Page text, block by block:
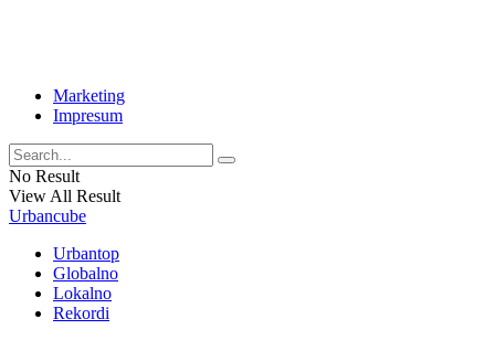
Marketing
Impresum
No Result
View All Result
Urbancube
Urbantop
Globalno
Lokalno
Rekordi